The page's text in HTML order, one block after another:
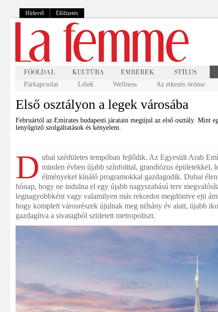
Hírlevél Előfizetés
Párkapcsolat Lélek Wellness Az étkezés öröme
Első osztályon a legek városába
Februártól az Emirates budapesti járatain megújul az első osztály. Mint
lenyűgöző szolgáltatások és kényelem.
D ubai szédületes tempóban fejlődik. Az Egyesült Arab
minden évben újabb színfolttal, grandiózus épületekkel,
élményeket kínáló programokkal gazdagodik. Dubai
hónap, hogy ne indulna el egy újabb nagyszabású terv
legnagyobbként vagy valamilyen más rekordot megdöntve ejti
hogy komplett városrészek újulnak meg néhány év alatt, újabb
gazdagítva a sivatagból született metropoliszt.